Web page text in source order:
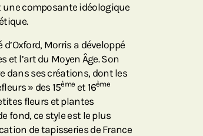
composante idéologique
Morris a développé
et l’art du Moyen Âge. Son
dans ses créations, dont les
» des 15ème et 16ème
fleurs et plantes
fond, ce style est le plus
de tapisseries de France